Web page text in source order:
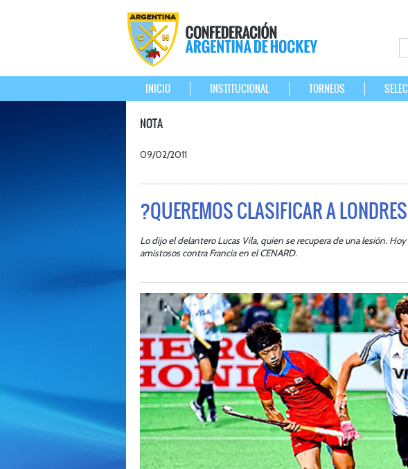
INICIO INSTITUCIONAL TORNEOS
NOTA
09/02/2011
?QUEREMOS CLASIFICAR A
Lo dijo el delantero Lucas Vila, quien se recupera de una lesión.
amistosos contra Francia en el CENARD.